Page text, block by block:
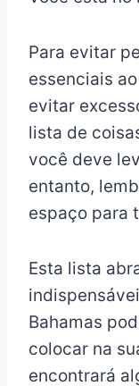
Para evitar
essenciais
evitar
lista de
você deve
entanto,
espaço para
Esta lista
Bahamas
colocar na
encontrará